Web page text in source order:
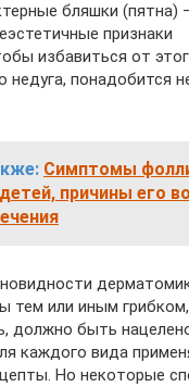
бляшки (пятна)
признаки
избавиться от
недуга, понадобится
Симптомы
причины его
тем или иным грибком,
должно быть
каждого вида
Но некоторые